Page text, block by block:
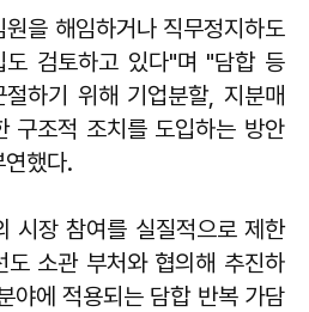
을 해임하거나 직무정지하도
검토하고 있다"며 "담합 등
하기 위해 기업분할, 지분매
구조적 조치를 도입하는 방안
했다.
시장 참여를 실질적으로 제한
도 소관 부처와 협의해 추진하
야에 적용되는 담합 반복 가담